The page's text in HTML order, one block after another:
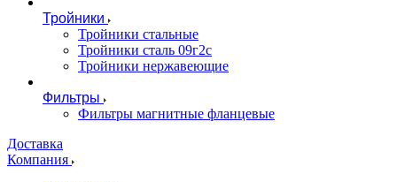
Тройники
Тройники стальные
Тройники сталь 09г2с
Тройники нержавеющие
Фильтры
Фильтры магнитные фланцевые
Доставка
Компания